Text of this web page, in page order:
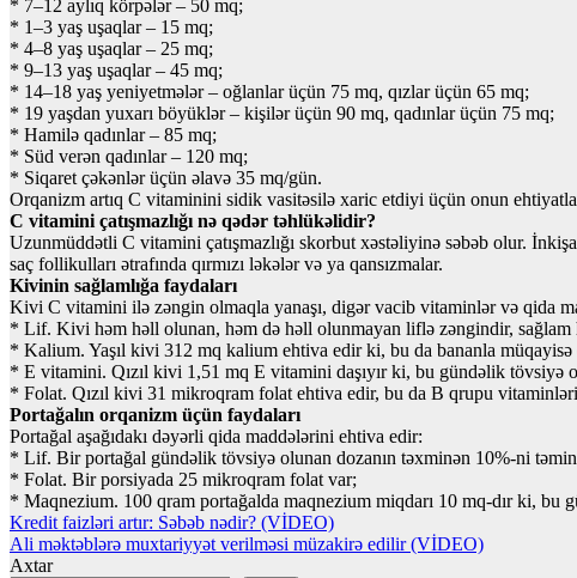
* 7–12 aylıq körpələr – 50 mq;
* 1–3 yaş uşaqlar – 15 mq;
* 4–8 yaş uşaqlar – 25 mq;
* 9–13 yaş uşaqlar – 45 mq;
* 14–18 yaş yeniyetmələr – oğlanlar üçün 75 mq, qızlar üçün 65 mq;
* 19 yaşdan yuxarı böyüklər – kişilər üçün 90 mq, qadınlar üçün 75 mq;
* Hamilə qadınlar – 85 mq;
* Süd verən qadınlar – 120 mq;
* Siqaret çəkənlər üçün əlavə 35 mq/gün.
Orqanizm artıq C vitaminini sidik vasitəsilə xaric etdiyi üçün onun
C vitamini çatışmazlığı nə qədər təhlükəlidir?
Uzunmüddətli C vitamini çatışmazlığı skorbut xəstəliyinə səbəb olur.
saç follikulları ətrafında qırmızı ləkələr və ya qansızmalar.
Kivinin sağlamlığa faydaları
Kivi C vitamini ilə zəngin olmaqla yanaşı, digər vacib vitaminlər və qida
* Lif. Kivi həm həll olunan, həm də həll olunmayan liflə zəngindir, sağlam
* Kalium. Yaşıl kivi 312 mq kalium ehtiva edir ki, bu da bananla müqayisə
* E vitamini. Qızıl kivi 1,51 mq E vitamini daşıyır ki, bu gündəlik tövsiyə
* Folat. Qızıl kivi 31 mikroqram folat ehtiva edir, bu da B qrupu
Portağalın orqanizm üçün faydaları
Portağal aşağıdakı dəyərli qida maddələrini ehtiva edir:
* Lif. Bir portağal gündəlik tövsiyə olunan dozanın təxminən 10%-ni
* Folat. Bir porsiyada 25 mikroqram folat var;
* Maqnezium. 100 qram portağalda maqnezium miqdarı 10 mq-dır ki, bu
Yazı
naviqasiyası
Kredit faizləri artır: Səbəb nədir? (VİDEO)
Ali məktəblərə muxtariyyət verilməsi müzakirə edilir (VİDEO)
Axtar